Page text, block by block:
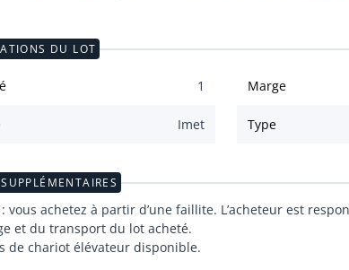
DU LOT
1 Marge
Imet Type
vous achetez à partir d’une faillite. L’acheteur est
et du transport du lot acheté.
de chariot élévateur disponible.